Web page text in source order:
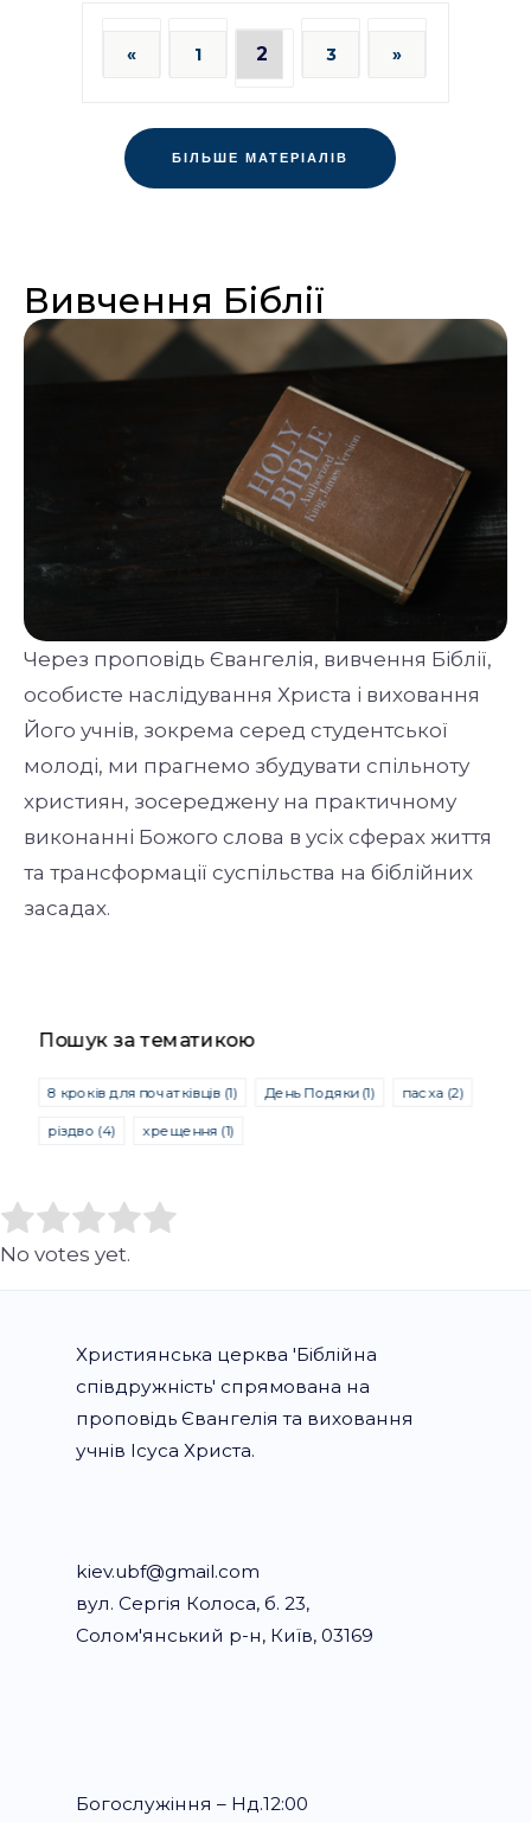
« 1 2 3 »
БІЛЬШЕ МАТЕРІАЛІВ
Вивчення Біблії
Через проповідь Євангелія, вивчення Біблії,
особисте наслідування Христа і виховання
Його учнів, зокрема серед студентської
молоді, ми прагнемо збудувати спільноту
християн, зосереджену на практичному
виконанні Божого слова в усіх сферах життя
та трансформації суспільства на біблійних
засадах.
Пошук за тематикою
8 кроків для початківців (1) День Подяки(1) пасха (2)
різдво (4) хрещення (1)
Rate this item:
No votes yet.
Християнська церква 'Біблійна
співдружність' спрямована на
проповідь Євангелія та виховання
учнів Ісуса Христа.
kiev.ubf@gmail.com
вул. Сергія Колоса, б. 23,
Солом'янський р-н, Київ, 03169
Богослужіння – Нд.12:00